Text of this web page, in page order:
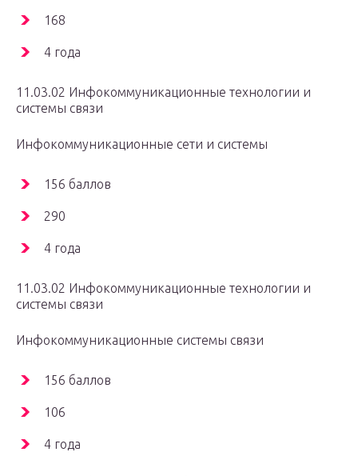
168
4 года
11.03.02 Инфокоммуникационные технологии и
системы связи
Инфокоммуникационные сети и системы
156 баллов
290
4 года
11.03.02 Инфокоммуникационные технологии и
системы связи
Инфокоммуникационные системы связи
156 баллов
106
4 года